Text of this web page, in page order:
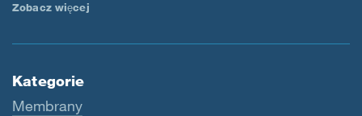
Zobacz więcej
Kategorie
Membrany